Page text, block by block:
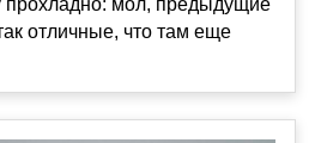
прохладно: мол, предыдущие
отличные, что там еще